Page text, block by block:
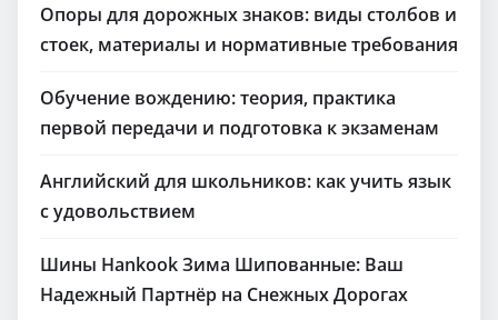
Опоры для дорожных знаков: виды столбов и
стоек, материалы и нормативные требования
Обучение вождению: теория, практика
первой передачи и подготовка к экзаменам
Английский для школьников: как учить язык
с удовольствием
Шины Hankook Зима Шипованные: Ваш
Надежный Партнёр на Снежных Дорогах